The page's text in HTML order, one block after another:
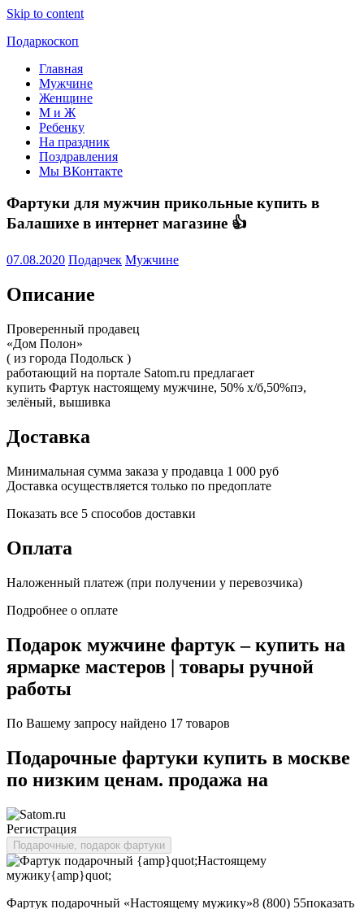
Skip to content
Подаркоскоп
Поможем
выбрать
подарить
Главная
Мужчине
Женщине
М и Ж
Ребенку
На праздник
Поздравления
Мы ВКонтакте
Фартуки для мужчин прикольные купить в
Балашихе в интернет магазине 👍
07.08.2020 Подарчек Мужчине
Описание
Проверенный продавец
«Дом Полон»
( из города Подольск )
работающий на портале Satom.ru предлагает
купить Фартук настоящему мужчине, 50% х/б,50%пэ,
зелёный, вышивка
Доставка
Минимальная сумма заказа у продавца 1 000 руб
Доставка осуществляется только по предоплате
Показать все 5 способов доставки
Оплата
Наложенный платеж (при получении у перевозчика)
Подробнее о оплате
Подарок мужчине фартук – купить на
ярмарке мастеров | товары ручной
работы
По Вашему запросу найдено 17 товаров
Подарочные фартуки купить в москве
по низким ценам. продажа на
Регистрация
Подарочные, подарок фартуки
Фартук подарочный «Настоящему мужику»8 (800) 55показать